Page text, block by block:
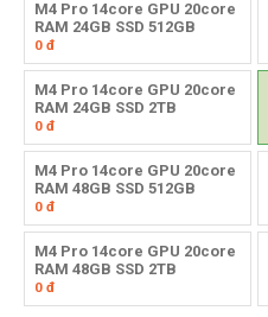
M4 Pro 14core GPU 20core
RAM 24GB SSD 512GB
0 đ
M4 Pro 14core GPU 20core
RAM 24GB SSD 2TB
0 đ
M4 Pro 14core GPU 20core
RAM 48GB SSD 512GB
0 đ
M4 Pro 14core GPU 20core
RAM 48GB SSD 2TB
0 đ